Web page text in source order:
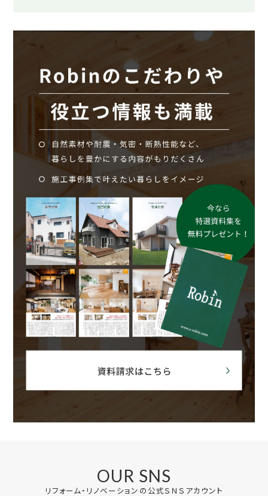
OUR SNS
リフォーム・リノベーションの公式ＳＮＳアカウント